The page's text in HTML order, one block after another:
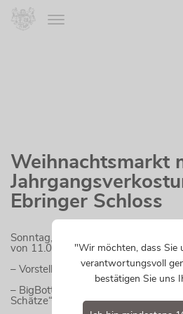
Weihnachtsmarkt
Ebringer Schloss
Sonntag, 15.12.2019
von 11.00 bis 18.00 Uhr
– Vorstellung des neuen Blanc de
– BigBottle-Tasting – Andreas
Schätze“ zur Verkostung aus dem
"Wir möchten, dass Sie
verantwortungsvoll
bestätigen Sie uns